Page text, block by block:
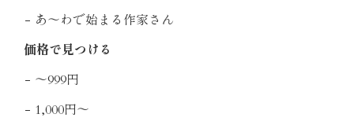
あ〜わで始まる作家さん
価格で見つける
〜999円
1,000円〜